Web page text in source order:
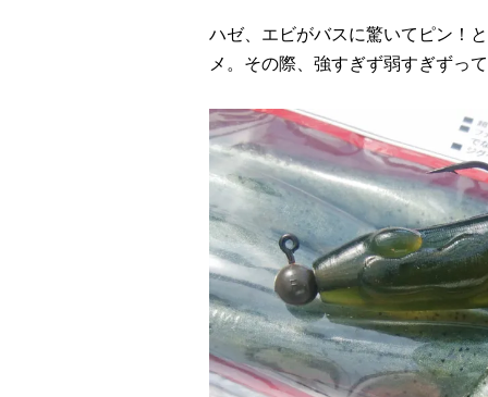
ハゼ、エビがバスに驚いてピン！
メ。その際、強すぎず弱すぎずっ